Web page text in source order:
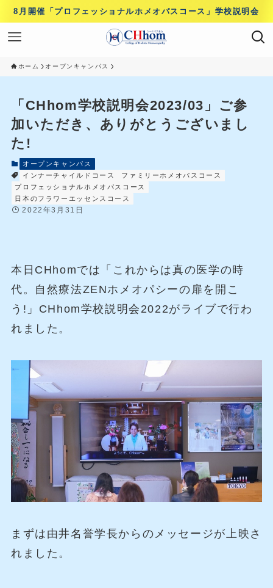
8月開催「プロフェッショナルホメオパスコース」学校説明会
ホーム オープンキャンパス
「CHhom学校説明会2023/03」ご参
加いただき、ありがとうございまし
た!
オープンキャンパス
インナーチャイルドコース
ファミリーホメオパスコース
プロフェッショナルホメオパスコース
日本のフラワーエッセンスコース
2022年3月31日
本日CHhomでは「これからは真の医学の時
代。自然療法ZENホメオパシーの扉を開こ
う!」CHhom学校説明会2022がライブで行わ
れました。
まずは由井名誉学長からのメッセージが上映さ
れました。